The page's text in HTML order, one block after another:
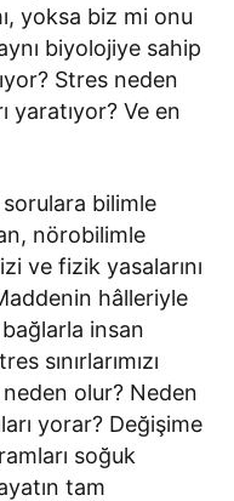
yoksa biz mi onu
biyolojiye sahip
Stres neden
yaratıyor? Ve en
bilimle
nörobilimle
ve fizik yasalarını
hâlleriyle
insan
sınırlarımızı
neden olur? Neden
yorar? Değişime
soğuk
tam